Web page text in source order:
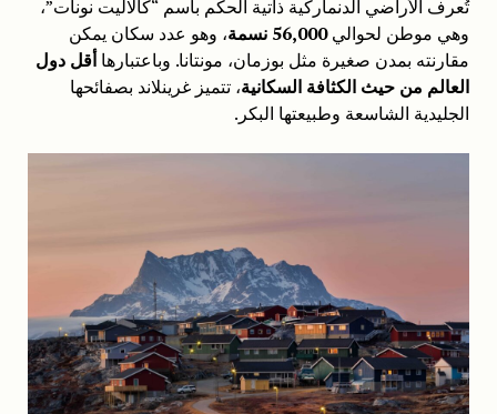
تُعرف الأراضي الدنماركية ذاتية الحكم باسم “كالاليت نونات”،
وهي موطن لحوالي56,000 نسمة
، وهو عدد سكان يمكن
مقارنته بمدن صغيرة مثل بوزمان، مونتانا. وباعتبارهاأقل دول
العالم من حيث الكثافة السكانية، تتميز غرينلاند بصفائحها
الجليدية الشاسعة وطبيعتها البكر.